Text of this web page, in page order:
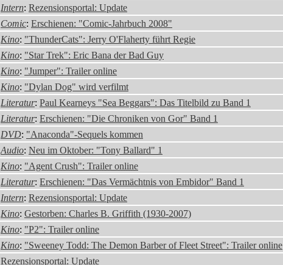
Intern: Rezensionsportal: Update
Comic: Erschienen: "Comic-Jahrbuch 2008"
Kino: "ThunderCats": Jerry O'Flaherty führt Regie
Kino: "Star Trek": Eric Bana der Bad Guy
Kino: "Jumper": Trailer online
Kino: "Dylan Dog" wird verfilmt
Literatur: Paul Kearneys "Sea Beggars": Das Titelbild zu Band 1
Literatur: Erschienen: "Die Chroniken von Gor" Band 1
DVD: "Anaconda"-Sequels kommen
Audio: Neu im Oktober: "Tony Ballard" 1
Kino: "Agent Crush": Trailer online
Literatur: Erschienen: "Das Vermächtnis von Embidor" Band 1
Intern: Rezensionsportal: Update
Kino: Gestorben: Charles B. Griffith (1930-2007)
Kino: "P2": Trailer online
Kino: "Sweeney Todd: The Demon Barber of Fleet Street": Trailer online
Rezensionsportal: Update